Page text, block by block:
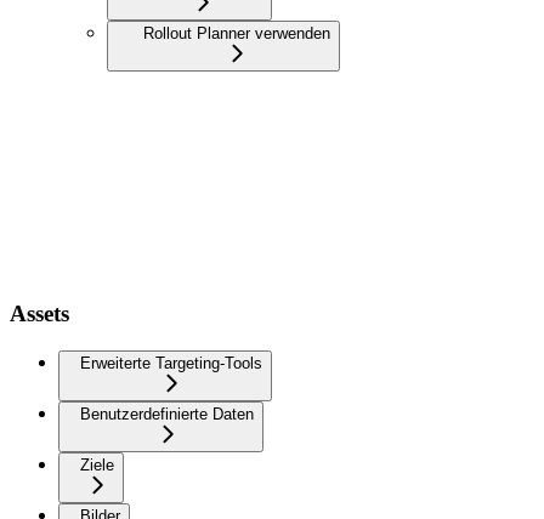
Rollout Planner verwenden
Assets
Erweiterte Targeting-Tools
Benutzerdefinierte Daten
Ziele